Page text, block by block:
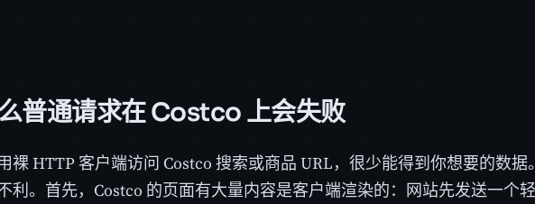
普通请求在 Costco 上会失败
裸 HTTP 客户端访问 Costco 搜索或商品 URL，很少能得到你想要的数据
利。首先，Costco 的页面有大量内容是客户端渲染的：网站先发送一个